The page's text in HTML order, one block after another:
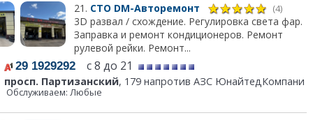
21. СТО DM-Авторемонт (4)
3D развал / схождение. Регулировка света фар.
Заправка и ремонт кондиционеров. Ремонт
рулевой рейки. Ремонт...
29 1929292 с 8 до 21
просп. Партизанский, 179 напротив АЗС ЮнайтедКомпани
Обслуживаем: Любые